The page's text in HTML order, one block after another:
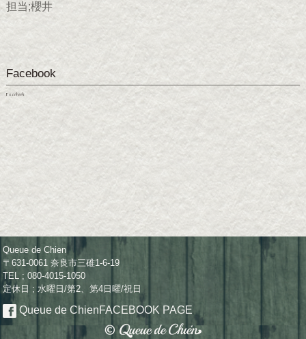
担当;櫻井
Facebook
Facebook
Queue de Chien
〒631-0061 奈良市三碓1-6-19
TEL ; 080-4015-1050
定休日 ; 水曜日/第2、第4日曜/祝日
Queue de ChienFACEBOOK PAGE